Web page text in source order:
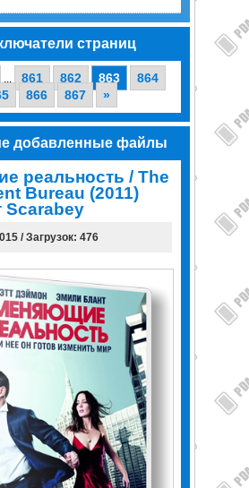
страниц
... 861 862 863
864
866 867 »
добавленные файлы
реальность / The
Bureau (2011)
Scarabey
/ Загрузок: 476